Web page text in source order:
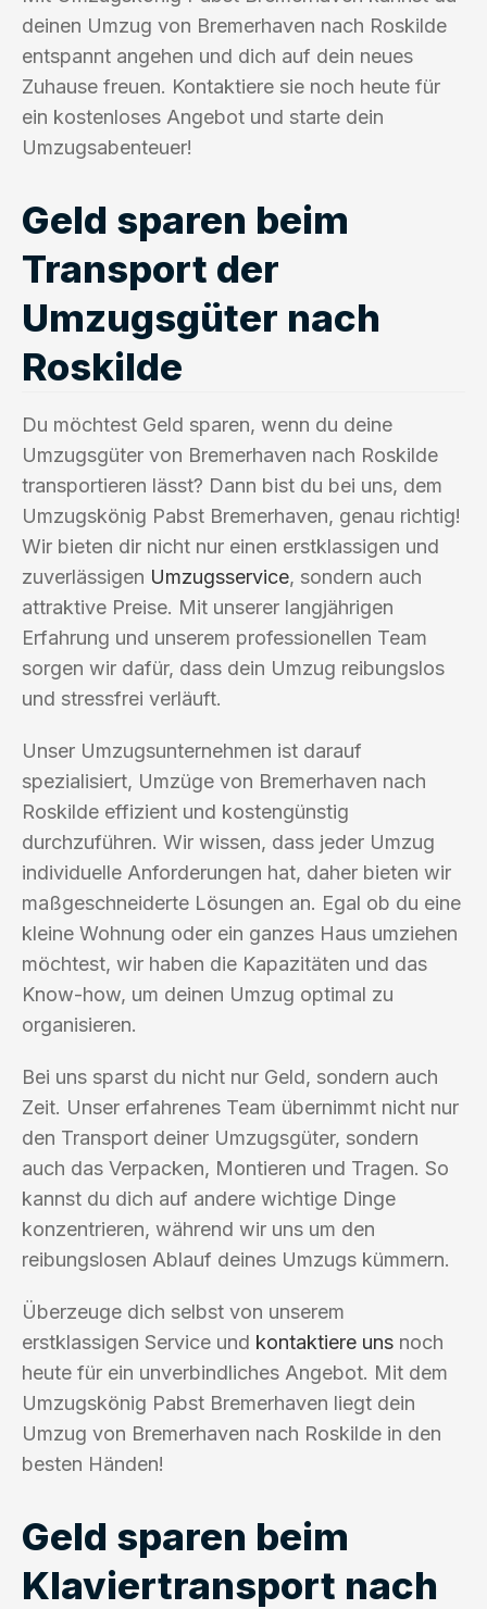
deinen Umzug von Bremerhaven nach Roskilde
entspannt angehen und dich auf dein neues
Zuhause freuen. Kontaktiere sie noch heute für
ein kostenloses Angebot und starte dein
Umzugsabenteuer!
Geld sparen beim
Transport der
Umzugsgüter nach
Roskilde
Du möchtest Geld sparen, wenn du deine
Umzugsgüter von Bremerhaven nach Roskilde
transportieren lässt? Dann bist du bei uns, dem
Umzugskönig Pabst Bremerhaven, genau richtig!
Wir bieten dir nicht nur einen erstklassigen und
zuverlässigen Umzugsservice, sondern auch
attraktive Preise. Mit unserer langjährigen
Erfahrung und unserem professionellen Team
sorgen wir dafür, dass dein Umzug reibungslos
und stressfrei verläuft.
Unser Umzugsunternehmen ist darauf
spezialisiert, Umzüge von Bremerhaven nach
Roskilde effizient und kostengünstig
durchzuführen. Wir wissen, dass jeder Umzug
individuelle Anforderungen hat, daher bieten wir
maßgeschneiderte Lösungen an. Egal ob du eine
kleine Wohnung oder ein ganzes Haus umziehen
möchtest, wir haben die Kapazitäten und das
Know-how, um deinen Umzug optimal zu
organisieren.
Bei uns sparst du nicht nur Geld, sondern auch
Zeit. Unser erfahrenes Team übernimmt nicht nur
den Transport deiner Umzugsgüter, sondern
auch das Verpacken, Montieren und Tragen. So
kannst du dich auf andere wichtige Dinge
konzentrieren, während wir uns um den
reibungslosen Ablauf deines Umzugs kümmern.
Überzeuge dich selbst von unserem
erstklassigen Service und kontaktiere uns noch
heute für ein unverbindliches Angebot. Mit dem
Umzugskönig Pabst Bremerhaven liegt dein
Umzug von Bremerhaven nach Roskilde in den
besten Händen!
Geld sparen beim
Klaviertransport nach